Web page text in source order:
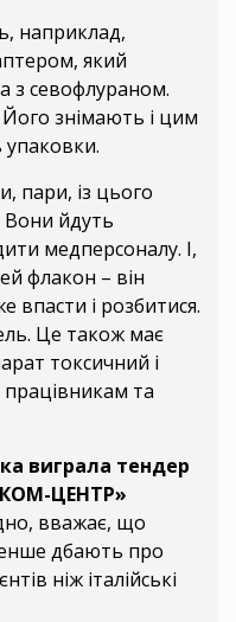
наприклад,
який
з севофлураном.
знімають і цим
упаковки.
пари, із цього
Вони йдуть
медперсоналу. І,
флакон – він
впасти і розбитися.
Це також має
токсичний і
та
виграла тендер
ЦЕНТР»
вважає, що
дбають про
ніж італійські